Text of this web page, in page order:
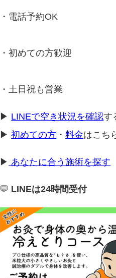
・電話予約OK
・初めての方歓迎
・土日祝も営業
▶ LINEで空き状況を確認す
▶初めての方 ・料金はこち
▶ あなたに合う施術を探す
💬 LINEは24時間受付